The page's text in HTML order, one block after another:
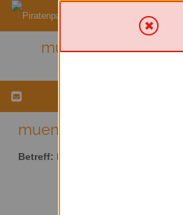
muenster - Kreis
Menü
muenster AT
Betreff: